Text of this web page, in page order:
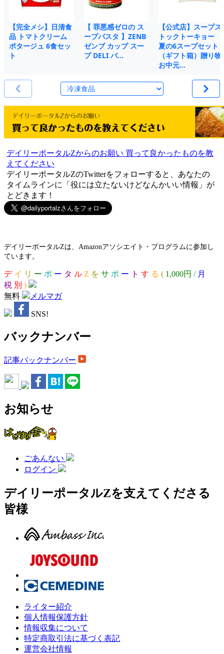
【完全メシ】日清食
品 トマトクリーム
ポタージュ 6食セッ
ト
【 罪悪感ゼロの ス
ープパスタ 】ZENB
ゼンブ カップ スー
プ DELI パ…
【公式店】スープス
トックトーキョー
夏の6スープセット
（ギフト箱）贈り物
お中元…
デイリーポータルZからのお願い 買って良かったものを教
えてください
デイリーポータルZのTwitterをフォローすると、あなたの
タイムラインに「役には立たないけどなんかいい情報」が
とどきます！
デイリーポータルZは、Amazonアソシエイト・プログラムに参加し
ています。
デ イ リ ー ポ ー タ ル Z を サ ポ ー ト す る ( 1,000円 / 月
税 別 )
無料
メルマガ
SNS!
バックナンバー
記事バックナンバー
お知らせ
ごあんない
ログイン
デイリーポータルZを支えてくださる
皆様
ライター紹介
個人情報保護方針
情報収集について
特定商取引法に基づく表記
運営会社情報